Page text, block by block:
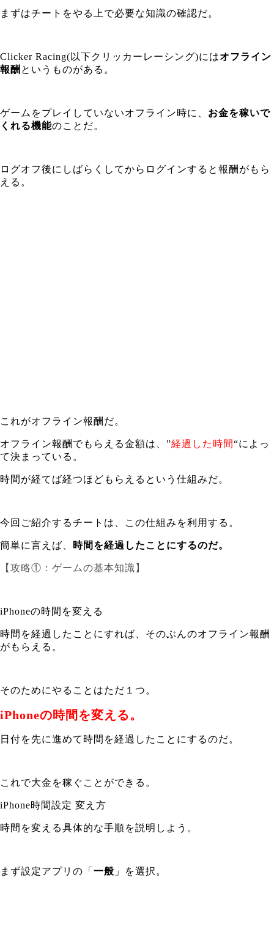
まずはチートをやる上で必要な知識の確認だ。
Clicker Racing(以下クリッカーレーシング)にはオフライン
報酬 というものがある。
ゲームをプレイしていないオフライン時に、 お金を稼いで
くれる機能のことだ。
ログオフ後にしばらくしてからログインすると報酬がもら
える。
これがオフライン報酬だ。
オフライン報酬でもらえる金額は、”経過した時間“によっ
て決まっている。
時間が経てば経つほどもらえるという仕組みだ。
今回ご紹介するチートは、この仕組みを利用する。
簡単に言えば、 時間を経過したことにするのだ。
【攻略①：ゲームの基本知識】
iPhoneの時間を変える
時間を経過したことにすれば、そのぶんのオフライン報酬
がもらえる。
そのためにやることはただ１つ。
iPhoneの時間を変える。
日付を先に進めて時間を経過したことにするのだ。
これで大金を稼ぐことができる。
iPhone時間設定 変え方
時間を変える具体的な手順を説明しよう。
まず設定アプリの「 一般 」を選択。